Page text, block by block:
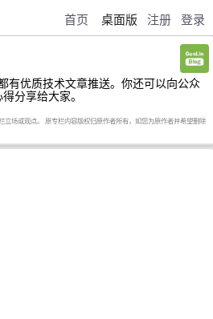
首页 桌面版 注册 登录
有优质技术文章推送。你还可以向公众
分享给大家。
场或观点。 原专栏内容版权归原作者所有，如您为原作者并希望删除